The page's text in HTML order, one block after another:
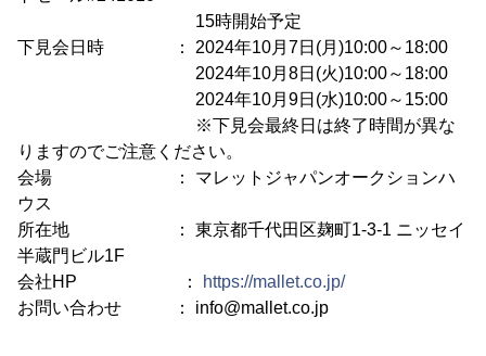
15時開始予定
下見会日時 ： 2024年10月7日(月)10:00～18:00
2024年10月8日(火)10:00～18:00
2024年10月9日(水)10:00～15:00
※下見会最終日は終了時間が異な
りますのでご注意ください。
会場 ： マレットジャパンオークションハ
ウス
所在地 ： 東京都千代田区麹町1-3-1 ニッセイ
半蔵門ビル1F
会社HP ：
https://mallet.co.jp/
お問い合わせ ： info@mallet.co.jp